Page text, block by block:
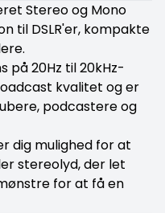
Stereo og Mono
til DSLR'er, kompakte
på 20Hz til 20kHz-
kvalitet og er
podcastere og
dig mulighed for at
stereolyd, der let
for at få en